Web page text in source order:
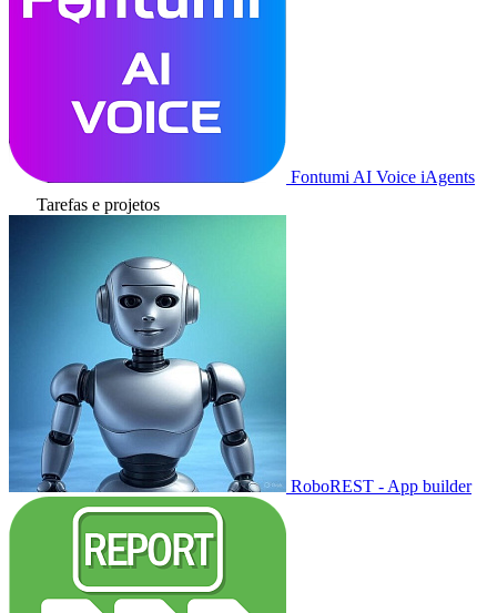
Fontumi AI Voice iAgents
Tarefas e projetos
RoboREST - App builder